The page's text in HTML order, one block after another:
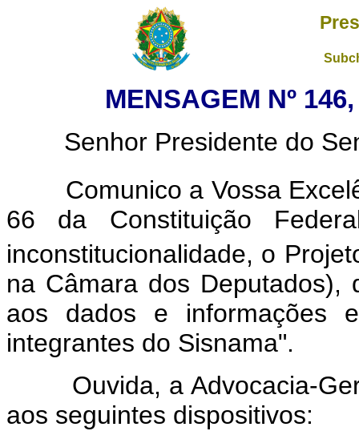
MENSAGEM Nº
Senhor Presidente do
Comunico a Vossa
66 da Constituição
inconstitucionalidade, o
na Câmara dos Deputados),
aos dados e informações
integrantes do Sisnama".
Ouvida, a Advocacia-
aos seguintes dispositivos: